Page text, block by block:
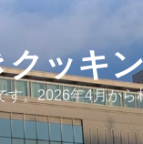
クッキ
。2026年4月か